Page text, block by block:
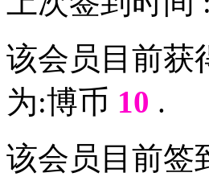
该会员目前获
为:博币 10 .
该会员目前签